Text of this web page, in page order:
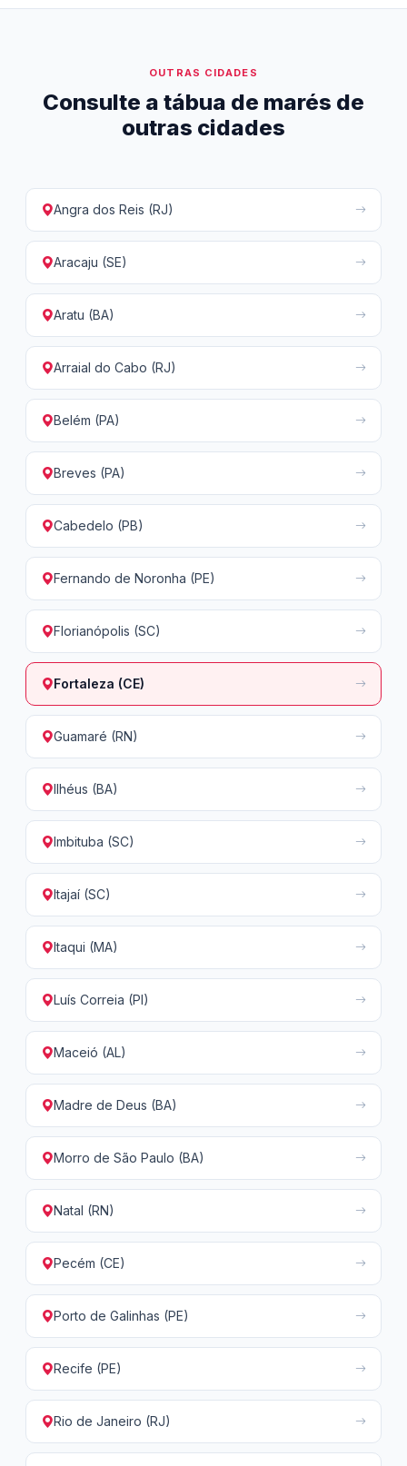
OUTRAS CIDADES
Consulte a tábua de marés de
outras cidades
Angra dos Reis (RJ)
Aracaju (SE)
Aratu (BA)
Arraial do Cabo (RJ)
Belém (PA)
Breves (PA)
Cabedelo (PB)
Fernando de Noronha (PE)
Florianópolis (SC)
Fortaleza (CE)
Guamaré (RN)
Ilhéus (BA)
Imbituba (SC)
Itajaí (SC)
Itaqui (MA)
Luís Correia (PI)
Maceió (AL)
Madre de Deus (BA)
Morro de São Paulo (BA)
Natal (RN)
Pecém (CE)
Porto de Galinhas (PE)
Recife (PE)
Rio de Janeiro (RJ)